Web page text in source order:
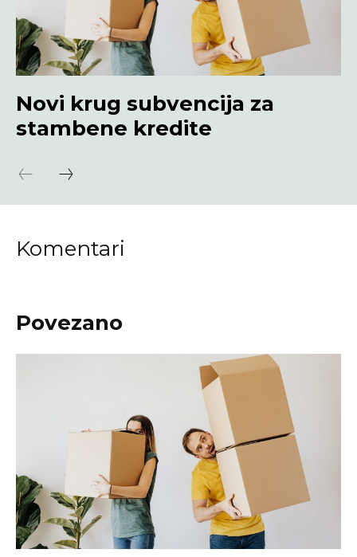
Novi krug subvencija za
stambene kredite
Komentari
Povezano